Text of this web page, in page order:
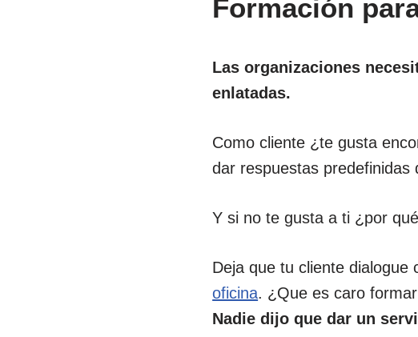
Formación
Las organizaciones
enlatadas.
Como cliente ¿te gusta
dar respuestas predefinidas
Y si no te gusta a ti ¿por
Deja que tu cliente dialogue
oficina. ¿Que es caro
Nadie dijo que dar un